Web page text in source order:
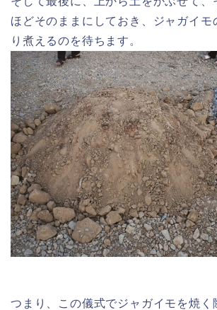
ほどそのままにしておき、ジャガイモ
り煮えるのを待ちます。
つまり、この儀式でジャガイモを焼く